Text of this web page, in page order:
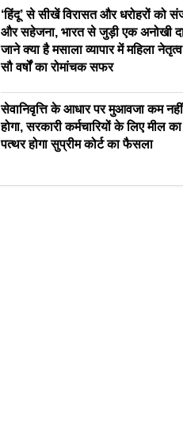
‘हिंदू’ से सीखें विरासत और धरोहरों को
और सहेजना, भारत से जुड़ी एक अनोखी
जाने क्या है मसाला व्यापार में महिला
सौ वर्षों का रोमांचक सफर
सेवानिवृत्ति के आधार पर मुआवजा कम नहीं
होगा, सरकारी कर्मचारियों के लिए मील का
पत्थर होगा सुप्रीम कोर्ट का फैसला